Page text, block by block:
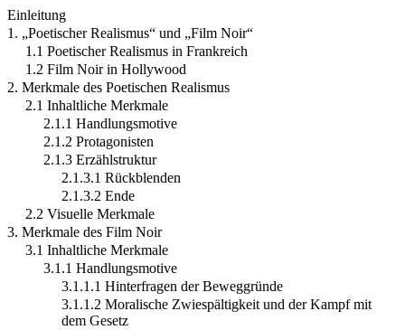
Einleitung
1. „Poetischer Realismus“ und „Film Noir“
1.1 Poetischer Realismus in Frankreich
1.2 Film Noir in Hollywood
2. Merkmale des Poetischen Realismus
2.1 Inhaltliche Merkmale
2.1.1 Handlungsmotive
2.1.2 Protagonisten
2.1.3 Erzählstruktur
2.1.3.1 Rückblenden
2.1.3.2 Ende
2.2 Visuelle Merkmale
3. Merkmale des Film Noir
3.1 Inhaltliche Merkmale
3.1.1 Handlungsmotive
3.1.1.1 Hinterfragen der Beweggründe
3.1.1.2 Moralische Zwiespältigkeit und der Kampf mit
dem Gesetz